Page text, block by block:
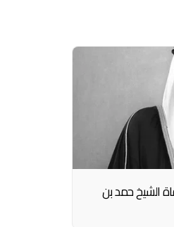
الشيخ حمد بن